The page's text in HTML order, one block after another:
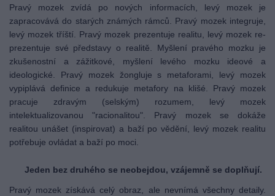
Pravý mozek zvídá po nových informacích, levý mozek je
zapracovává do starých známých rámců. Pravý mozek integruje,
levý mozek tříští. Pravý mozek prezentuje realitu, levý mozek re-
prezentuje své představy o realitě. Myšlení pravého mozku je
zkušenostní a zážitkové, myšlení levého mozku ideové a
ideologické. Pravý mozek žongluje s metaforami, levý mozek
vypiplává definice a redukuje metafory na klišé. Pravý mozek
pracuje zdravým (selským) rozumem, levý mozek
intelektualizovanou "racionalitou". Pravý mozek se dokáže
realitou unášet (inspirovat) a baží po vědění, levý mozek realitu
potřebuje ovládat a baží po moci.
Jeden bez druhého se neobejdou, vzájemně se doplňují.
Pravý mozek získává celý obraz, ale nevnímá všechny detaily.